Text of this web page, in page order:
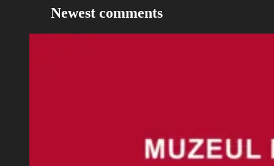
Newest comments